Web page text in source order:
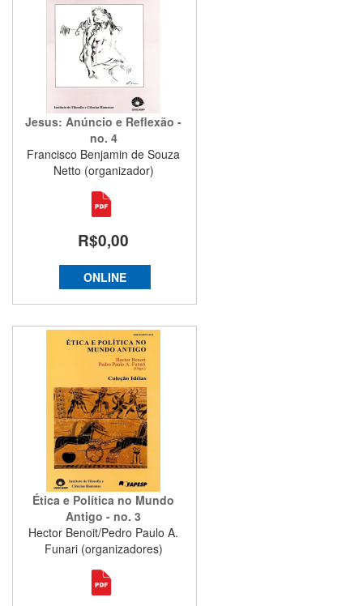
Jesus: Anúncio e Reflexão -
no. 4
Francisco Benjamin de Souza
Netto (organizador)
R$0,00
ONLINE
Ética e Política no Mundo
Antigo - no. 3
Hector Benoit/Pedro Paulo A.
Funari (organizadores)